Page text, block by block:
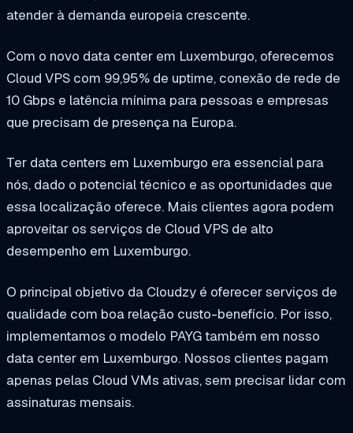
atender à demanda europeia crescente.
Com o novo data center em Luxemburgo, oferecemos
Cloud VPS com 99,95% de uptime, conexão de rede de
10 Gbps e latência mínima para pessoas e empresas
que precisam de presença na Europa.
Ter data centers em Luxemburgo era essencial para
nós, dado o potencial técnico e as oportunidades que
essa localização oferece. Mais clientes agora podem
aproveitar os serviços de Cloud VPS de alto
desempenho em Luxemburgo.
O principal objetivo da Cloudzy é oferecer serviços de
qualidade com boa relação custo-benefício. Por isso,
implementamos o modelo PAYG também em nosso
data center em Luxemburgo. Nossos clientes pagam
apenas pelas Cloud VMs ativas, sem precisar lidar com
assinaturas mensais.